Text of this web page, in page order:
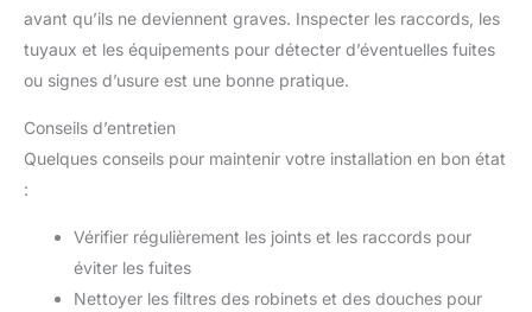
avant qu’ils ne deviennent graves. Inspecter les raccords, les
tuyaux et les équipements pour détecter d’éventuelles fuites
ou signes d’usure est une bonne pratique.
Conseils d’entretien
Quelques conseils pour maintenir votre installation en bon état
:
Vérifier régulièrement les joints et les raccords pour
éviter les fuites
Nettoyer les filtres des robinets et des douches pour